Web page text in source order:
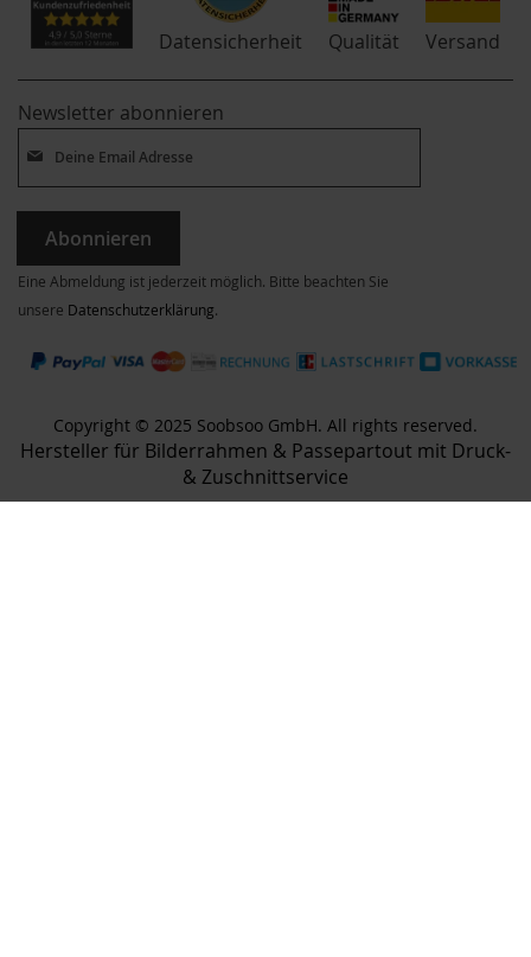
Datensicherheit Qualität Versand
Newsletter abonnieren
Abonnieren
Eine Abmeldung ist jederzeit möglich. Bitte beachten Sie
unsere Datenschutzerklärung.
Copyright © 2025 Soobsoo GmbH. All rights reserved.
Hersteller für Bilderrahmen & Passepartout mit Druck-
& Zuschnittservice